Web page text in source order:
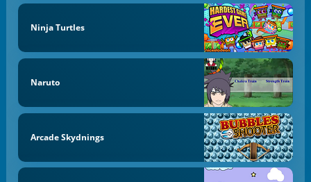
Ninja Turtles
Naruto
Arcade Skydnings